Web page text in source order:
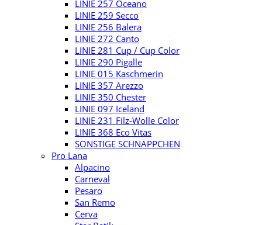
LINIE 257 Oceano
LINIE 259 Secco
LINIE 256 Balera
LINIE 272 Canto
LINIE 281 Cup / Cup Color
LINIE 290 Pigalle
LINIE 015 Kaschmerin
LINIE 357 Arezzo
LINIE 350 Chester
LINIE 097 Iceland
LINIE 231 Filz-Wolle Color
LINIE 368 Eco Vitas
SONSTIGE SCHNÄPPCHEN
Pro Lana
Alpacino
Carneval
Pesaro
San Remo
Cerva